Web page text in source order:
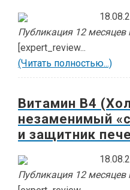
Публикация 12 месяцев
[expert_review...
(Читать полностью...)
Витамин В4
незаменимый
и защитник
Публикация 12 месяцев